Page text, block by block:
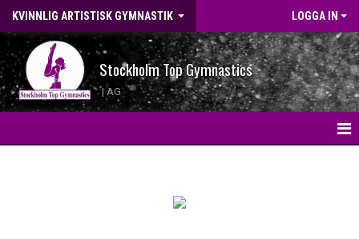
KVINNLIG ARTISTISK GYMNASTIK LOGGA IN
Stockholm Top Gymnastics
| AG